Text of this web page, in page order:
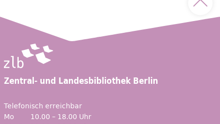
Zentral- und Landesbibliothek Berlin
Telefonisch erreichbar
Mo
10.00 – 18.00 Uhr